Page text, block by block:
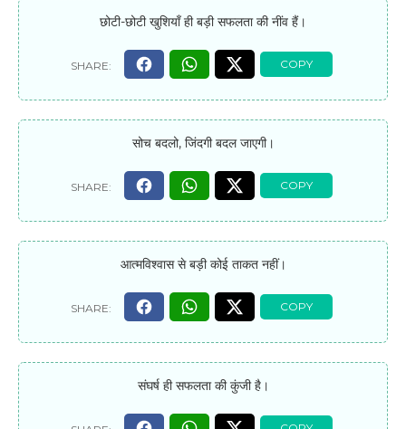
छोटी-छोटी खुशियाँ ही बड़ी सफलता की नींव हैं।
सोच बदलो, जिंदगी बदल जाएगी।
आत्मविश्वास से बड़ी कोई ताकत नहीं।
संघर्ष ही सफलता की कुंजी है।